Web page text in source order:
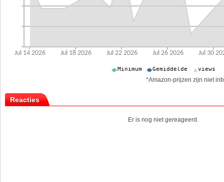
*Amazon-prijzen zijn niet
Reacties
Er is nog niet gereageerd.